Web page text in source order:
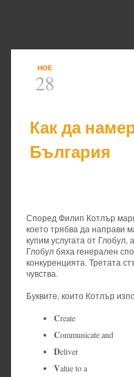
НОЕ
28
Как да
България
Според Филип Котлър
което трябва да направи
купим услугата от
Глобул бяха генерален
конкуренцията. Третата
чувства.
Буквите, които Котлър
Create
Communicate and
Deliver
Value to a